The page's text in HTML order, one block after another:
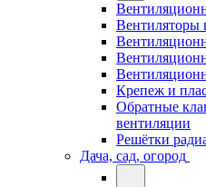
Вентиляторы
Крепеж и
Обратные
вентиляции
Решётки
Дача, сад, огород